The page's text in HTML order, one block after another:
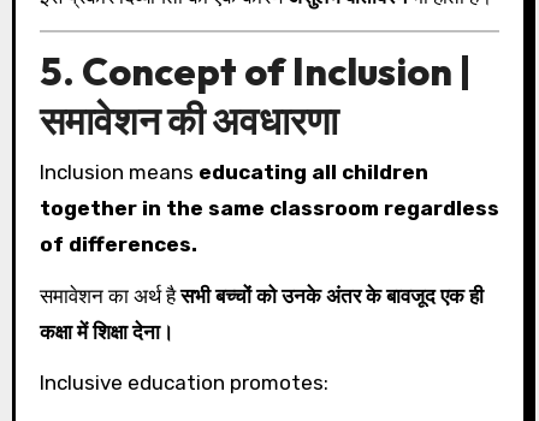
5. Concept of Inclusion |
समावेशन की अवधारणा
Inclusion means educating all children
together in the same classroom regardless
of differences.
समावेशन का अर्थ हैसभी बच्चों को उनके अंतर के बावजूद एक ही
कक्षा में शिक्षा देना।
Inclusive education promotes: